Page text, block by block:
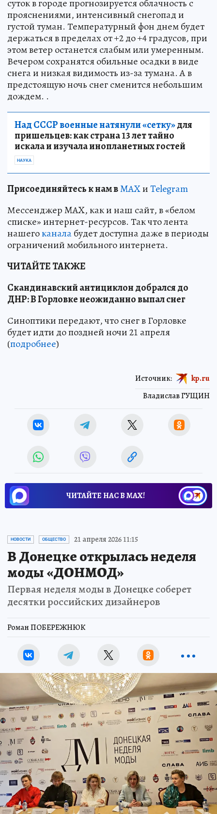
суток в городе прогнозируется облачность с
прояснениями, интенсивный снегопад и
густой туман. Температурный фон днем будет
держаться в пределах от +2 до +4 градусов, при
этом ветер останется слабым или умеренным.
Вечером сохранятся обильные осадки в виде
снега и низкая видимость из-за тумана. А в
предстоящую ночь снег сменится небольшим
дождем. .
Над СССР военные натянули «сетку»для
пришельцев: как страна 13 лет тайно
искала и изучала инопланетных гостей
НАУКА
Присоединяйтесь к нам вMAXиTelegram
Мессенджер MAX, как и наш сайт, в «белом
списке» интернет-ресурсов. Так что лента
нашегоканалабудет доступна даже в периоды
ограничений мобильного интернета.
ЧИТАЙТЕ ТАКЖЕ
Скандинавский антициклон добрался до
ДНР: В Горловке неожиданно выпал снег
Синоптики передают, что снег в Горловке
будет идти до поздней ночи 21 апреля
(подробнее)
Владислав ГУЩИН
Источник: kp.ru
ЧИТАЙТЕ НАС В МАХ!
НОВОСТИ ОБЩЕСТВО 21 апреля 2026 11:15
В Донецке открылась неделя
моды «ДОНМОД»
Первая неделя моды в Донецке соберет
десятки российских дизайнеров
Роман ПОБЕРЕЖНЮК